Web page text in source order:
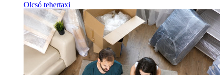
Olcsó tehertaxi